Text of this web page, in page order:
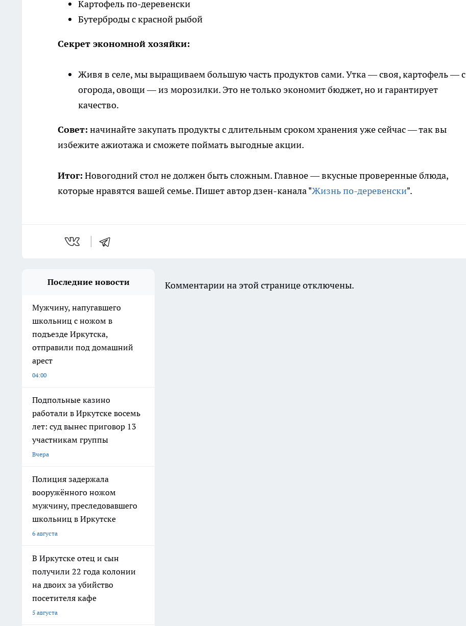
Картофель по-деревенски
Бутерброды с красной рыбой
Секрет экономной хозяйки:
Живя в селе, мы выращиваем большую часть продуктов сами. Утка — своя, картофель — с
огорода, овощи — из морозилки. Это не только экономит бюджет, но и гарантирует
качество.
Совет: начинайте закупать продукты с длительным сроком хранения уже сейчас — так вы
избежите ажиотажа и сможете поймать выгодные акции.
Итог: Новогодний стол не должен быть сложным. Главное — вкусные проверенные блюда,
которые нравятся вашей семье. Пишет автор дзен-канала "Жизнь по-деревенски".
Последние новости
Мужчину, напугавшего
школьниц с ножом в
подъезде Иркутска,
отправили под домашний
арест
04:00
Подпольные казино
работали в Иркутске восемь
лет: суд вынес приговор 13
участникам группы
Вчера
Полиция задержала
вооружённого ножом
мужчину, преследовавшего
школьниц в Иркутске
6 августа
В Иркутске отец и сын
получили 22 года колонии
на двоих за убийство
посетителя кафе
5 августа
Комментарии на этой странице отключены.